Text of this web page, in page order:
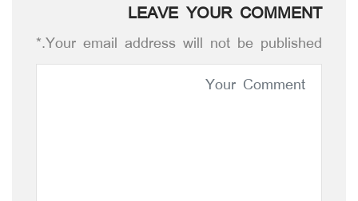
LEAVE YOUR COMMENT
Your email address will not be published.*